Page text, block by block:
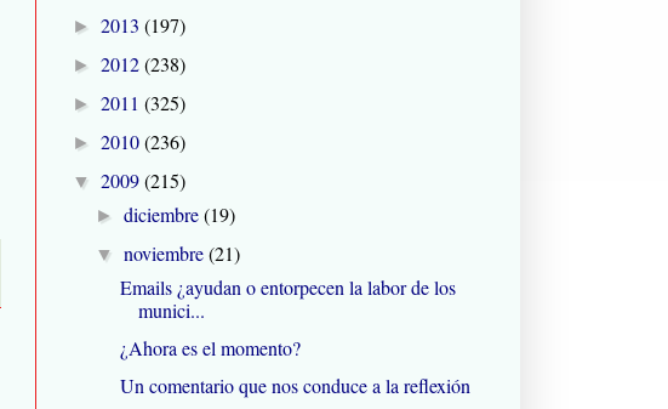
► 2013 (197)
► 2012(238)
► 2011 (325)
► 2010(236)
▼ 2009(215)
►diciembre(19)
▼noviembre(21)
Emails ¿ayudan o entorpecen la labor de los
munici...
¿Ahora es el momento?
Un comentario que nos conduce a la reflexión